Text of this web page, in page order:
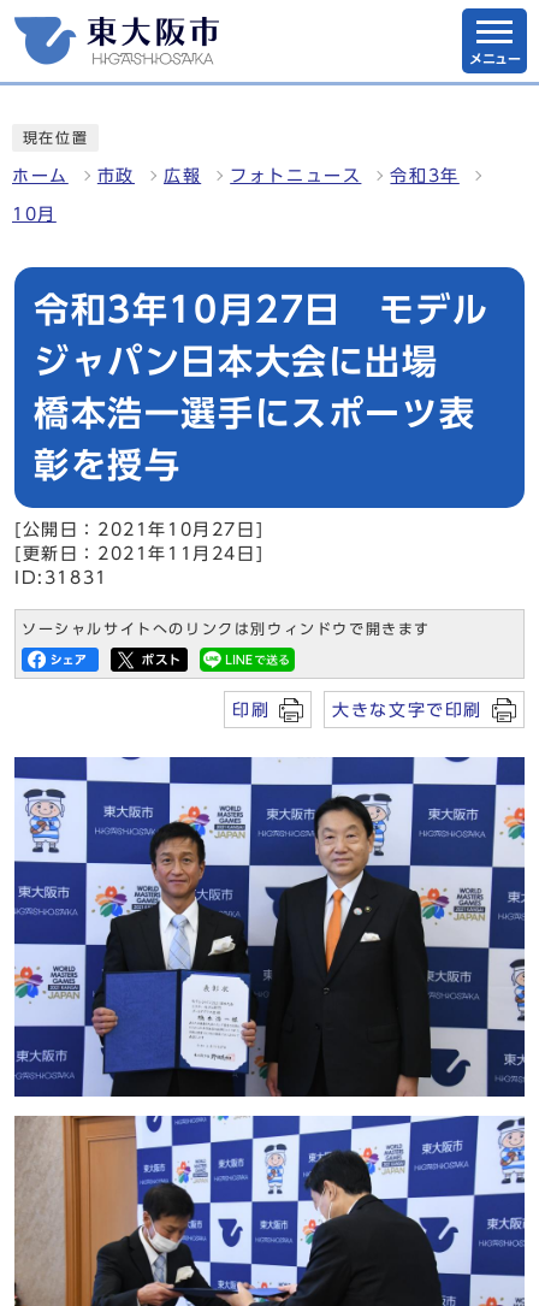
メニュー
現在位置
ホーム 市政 広報 フォトニュース 令和3年
10月
令和3年10月27日 モデル
ジャパン日本大会に出場
橋本浩一選手にスポーツ表
彰を授与
[公開日：2021年10月27日]
[更新日：2021年11月24日]
ID:31831
ソーシャルサイトへのリンクは別ウィンドウで開きます
印刷 大きな文字で印刷